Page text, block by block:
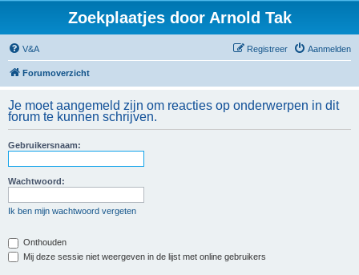
Zoekplaatjes door Arnold Tak
V&A Aanmelden
Registreer
Forumoverzicht
Je moet aangemeld zijn om reacties op onderwerpen in dit
forum te kunnen schrijven.
Gebruikersnaam:
Wachtwoord:
Ik ben mijn wachtwoord vergeten
Onthouden
Mij deze sessie niet weergeven in de lijst met online gebruikers